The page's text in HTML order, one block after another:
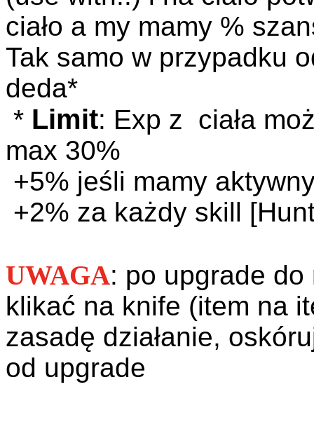
ciało a my mamy %
Tak samo w przypadku
deda*
* Limit: Exp z ciała
max 30%
+5% jeśli mamy
+2% za każdy skill
UWAGA: po upgrade
klikać na knife (item na
zasadę działanie,
od upgrade